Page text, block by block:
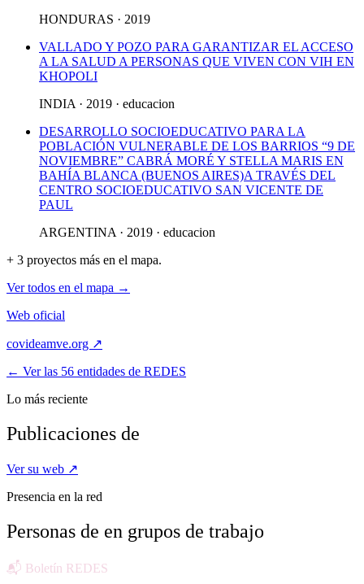
HONDURAS · 2019
VALLADO Y POZO PARA GARANTIZAR EL ACCESO
A LA SALUD A PERSONAS QUE VIVEN CON VIH EN
KHOPOLI
INDIA · 2019 · educacion
DESARROLLO SOCIOEDUCATIVO PARA LA
POBLACIÓN VULNERABLE DE LOS BARRIOS “9 DE
NOVIEMBRE” CABRÁ MORÉ Y STELLA MARIS EN
BAHÍA BLANCA (BUENOS AIRES)A TRAVÉS DEL
CENTRO SOCIOEDUCATIVO SAN VICENTE DE
PAUL
ARGENTINA · 2019 · educacion
+ 3 proyectos más en el mapa.
Ver todos en el mapa →
Web oficial
covideamve.org ↗
← Ver las 56 entidades de REDES
Lo más reciente
Publicaciones de
Ver su web ↗
Presencia en la red
Personas de en grupos de trabajo
📬 Boletín REDES